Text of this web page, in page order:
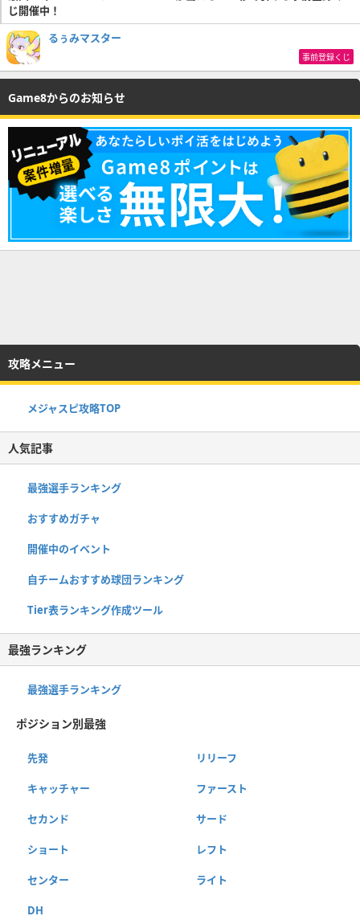
じ開催中！
るぅみマスター
事前登録くじ
Game8からのお知らせ
攻略メニュー
メジャスピ攻略TOP
人気記事
最強選手ランキング
おすすめガチャ
開催中のイベント
自チームおすすめ球団ランキング
Tier表ランキング作成ツール
最強ランキング
最強選手ランキング
ポジション別最強
先発 リリーフ
キャッチャー ファースト
セカンド サード
ショート レフト
センター ライト
DH